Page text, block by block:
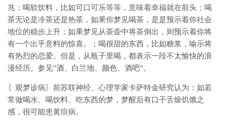
兆；喝软饮料，比如可口可乐等等，意味着幸福就在前头；喝
茶无论是冷茶还是热茶，如果你梦见喝茶，是是预示着你社会
地位的稳步上升；如果梦见从茶壶中将茶倒出，则预示着你将
有一个出乎意料的惊喜。；喝很甜的东西，比如糖浆，喻示将
有热烈的恋爱。但是，从瓶子里喝，都表示一段不太愉快的浪
漫经历。参见”酒、白兰地、颜色、酒吧”。
〖观梦诊病〗前苏联神经、心理学家卡萨特金研究认为：如若
常做喝水、喝饮料、吃东西的梦，梦醒后有口干舌燥饥饿之
感，很可能患黄疸病。